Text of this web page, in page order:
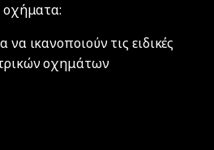
οχήματα:
ικανοποιούν τις ειδικές
οχημάτων